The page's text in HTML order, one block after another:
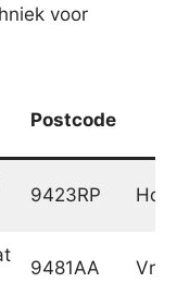
voor
Postcode
9423RP
9481AA